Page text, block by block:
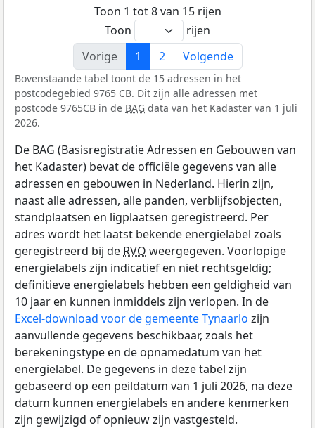
Toon 1 tot 8 van 15 rijen
Toon
rijen
Vorige
1 2 Volgende
Bovenstaande tabel toont de 15 adressen in het
postcodegebied 9765 CB. Dit zijn alle adressen met
postcode 9765CB in de BAG data van het Kadaster van 1 juli
2026.
De BAG (Basisregistratie Adressen en Gebouwen van
het Kadaster) bevat de officiële gegevens van alle
adressen en gebouwen in Nederland. Hierin zijn,
naast alle adressen, alle panden, verblijfsobjecten,
standplaatsen en ligplaatsen geregistreerd. Per
adres wordt het laatst bekende energielabel zoals
geregistreerd bij de RVO weergegeven. Voorlopige
energielabels zijn indicatief en niet rechtsgeldig;
definitieve energielabels hebben een geldigheid van
10 jaar en kunnen inmiddels zijn verlopen. In de
Excel-download voor de gemeente Tynaarlo zijn
aanvullende gegevens beschikbaar, zoals het
berekeningstype en de opnamedatum van het
energielabel. De gegevens in deze tabel zijn
gebaseerd op een peildatum van 1 juli 2026, na deze
datum kunnen energielabels en andere kenmerken
zijn gewijzigd of opnieuw zijn vastgesteld.